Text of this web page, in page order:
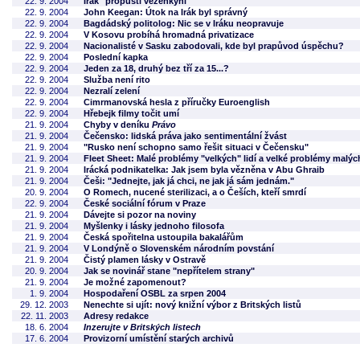
22. 9. 2004
John Keegan: Útok na Irák byl správný
22. 9. 2004
Bagdádský politolog: Nic se v Iráku neopravuje
22. 9. 2004
V Kosovu probíhá hromadná privatizace
22. 9. 2004
Nacionalisté v Sasku zabodovali, kde byl prapůvod úspěchu?
22. 9. 2004
Poslední kapka
22. 9. 2004
Jeden za 18, druhý bez tří za 15...?
22. 9. 2004
Služba není rito
22. 9. 2004
Nezralí zelení
22. 9. 2004
Cimrmanovská hesla z příručky Euroenglish
22. 9. 2004
Hřebejk filmy točit umí
21. 9. 2004
Chyby v deníku Právo
21. 9. 2004
Čečensko: lidská práva jako sentimentální žvást
21. 9. 2004
"Rusko není schopno samo řešit situaci v Čečensku"
21. 9. 2004
Fleet Sheet: Malé problémy "velkých" lidí a velké problémy
21. 9. 2004
Irácká podnikatelka: Jak jsem byla vězněna v Abu Ghraib
21. 9. 2004
Češi: "Jednejte, jak já chci, ne jak já sám jednám."
20. 9. 2004
O Romech, nucené sterilizaci, a o Češích, kteří smrdí
22. 9. 2004
České sociální fórum v Praze
21. 9. 2004
Dávejte si pozor na noviny
21. 9. 2004
Myšlenky i lásky jednoho filosofa
21. 9. 2004
Česká spořitelna ustoupila bakalářům
21. 9. 2004
V Londýně o Slovenském národním povstání
21. 9. 2004
Čistý plamen lásky v Ostravě
20. 9. 2004
Jak se novinář stane "nepřítelem strany"
21. 9. 2004
Je možné zapomenout?
1. 9. 2004
Hospodaření OSBL za srpen 2004
29. 12. 2003
Nenechte si ujít: nový knižní výbor z Britských listů
22. 11. 2003
Adresy redakce
18. 6. 2004
Inzerujte v Britských listech
17. 6. 2004
Provizorní umístění starých archivů